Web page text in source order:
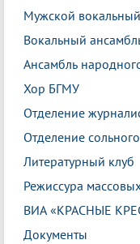
Мужской
Вокальный
Ансамбль
Хор БГМУ
Отделение
Отделение
Литературный клуб
Режиссура
ВИА «КРАСНЫЕ
Документы